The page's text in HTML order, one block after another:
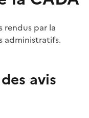
rendus par la
administratifs.
avis